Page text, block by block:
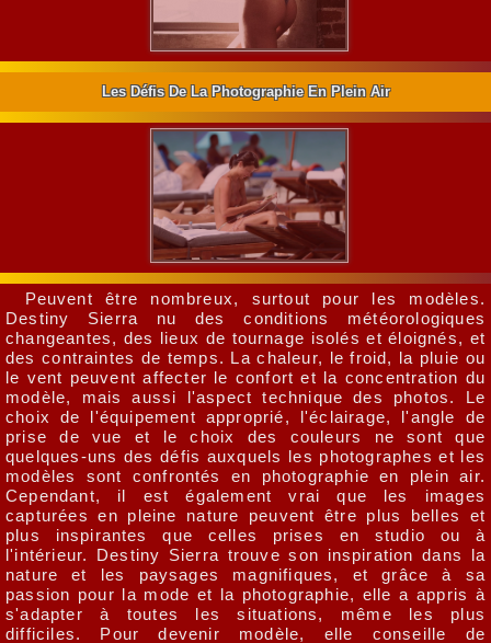
Les Défis De La Photographie En Plein Air
Peuvent être nombreux, surtout pour les modèles.
Destiny Sierra nu des conditions météorologiques
changeantes, des lieux de tournage isolés et éloignés, et
des contraintes de temps. La chaleur, le froid, la pluie ou
le vent peuvent affecter le confort et la concentration du
modèle, mais aussi l'aspect technique des photos. Le
choix de l'équipement approprié, l'éclairage, l'angle de
prise de vue et le choix des couleurs ne sont que
quelques-uns des défis auxquels les photographes et les
modèles sont confrontés en photographie en plein air.
Cependant, il est également vrai que les images
capturées en pleine nature peuvent être plus belles et
plus inspirantes que celles prises en studio ou à
l'intérieur. Destiny Sierra trouve son inspiration dans la
nature et les paysages magnifiques, et grâce à sa
passion pour la mode et la photographie, elle a appris à
s'adapter à toutes les situations, même les plus
difficiles. Pour devenir modèle, elle conseille de